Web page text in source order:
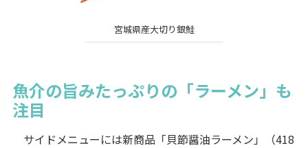
宮城県産大切り銀鮭
魚介の旨みたっぷりの「ラーメン」も
注目
サイドメニューには新商品「貝節醤油ラーメン」（418